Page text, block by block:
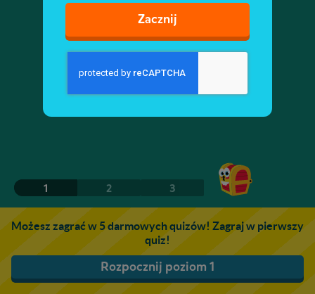
1 2 3
Możesz zagrać w 5 darmowych quizów! Zagraj w pierwszy
quiz!
Rozpocznij poziom 1
Zacznij